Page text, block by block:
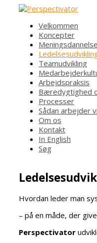
Velkommen
Koncepter
Meningsdannelse
Teamudvikling
Arbejdspraksis
Bæredygtighed
Processer
Sådan arbejder vi
Om os
Kontakt
In English
Søg
Hvordan leder man
– på en måde, der
Perspectivator